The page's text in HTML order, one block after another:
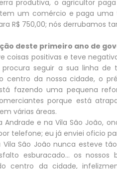
produtiva, o agricultor paga
um comércio e paga uma
R$ 750,00; nós derrubamos
deste primeiro ano de
coisas positivas e teve
seguir a sua linha de
centro da nossa cidade, o
fazendo uma pequena
porque está
várias áreas.
Andrade e na Vila São João,
telefone; eu já enviei oficio
São João nunca esteve
esburacado... os nossos
centro da cidade,